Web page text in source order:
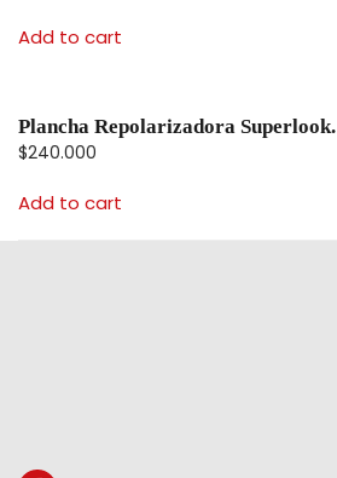
Add to cart
Plancha Repolarizadora Superlook.
$240.000
Add to cart